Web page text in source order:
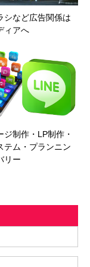
シなど広告関係は
ィアへ
ジ制作・LP制作・
テム・プランニン
リー